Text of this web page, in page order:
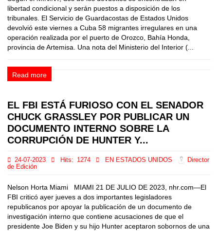
libertad condicional y serán puestos a disposición de los
tribunales. El Servicio de Guardacostas de Estados Unidos
devolvió este viernes a Cuba 58 migrantes irregulares en una
operación realizada por el puerto de Orozco, Bahía Honda,
provincia de Artemisa. Una nota del Ministerio del Interior (...
Read more
EL FBI ESTÁ FURIOSO CON EL SENADOR
CHUCK GRASSLEY POR PUBLICAR UN
DOCUMENTO INTERNO SOBRE LA
CORRUPCIÓN DE HUNTER Y...
24-07-2023 Hits: 1274 EN ESTADOS UNIDOS
Director
de Edición
Nelson Horta Miami MIAMI 21 DE JULIO DE 2023, nhr.com—El
FBI criticó ayer jueves a dos importantes legisladores
republicanos por apoyar la publicación de un documento de
investigación interno que contiene acusaciones de que el
presidente Joe Biden y su hijo Hunter aceptaron sobornos de una